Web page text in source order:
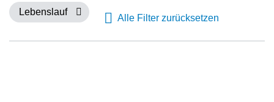
Lebenslauf
Alle Filter zurücksetzen